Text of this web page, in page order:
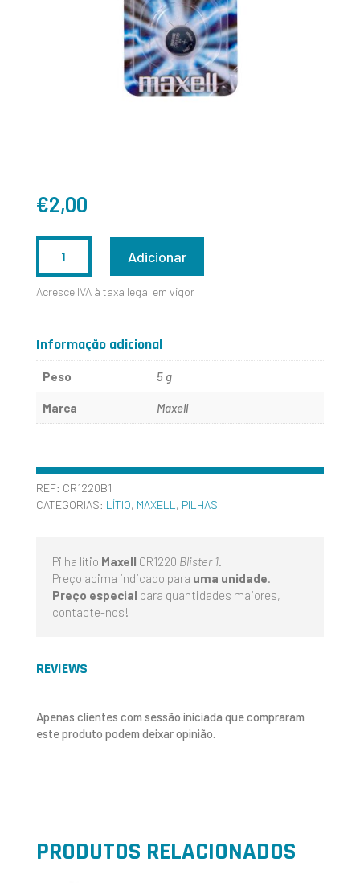
€2,00
DE
Adicionar
Acresce IVA à taxa legal em vigor
Informação adicional
Peso 5 g
Marca Maxell
REF: CR1220B1
CATEGORIAS: LÍTIO, MAXELL , PILHAS
Pilha lítio Maxell CR1220 Blister 1.
Preço acima indicado para uma unidade.
Preço especial para quantidades maiores,
contacte-nos!
REVIEWS
Apenas clientes com sessão iniciada que compraram
este produto podem deixar opinião.
PRODUTOS RELACIONADOS